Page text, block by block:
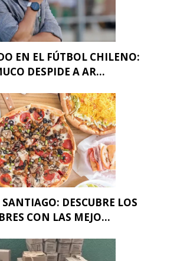
EN EL FÚTBOL CHILENO:
DESPIDE A AR...
DESCUBRE LOS
CON LAS MEJO...